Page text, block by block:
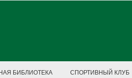
БИБЛИОТЕКА СПОРТИВНЫЙ КЛУБ